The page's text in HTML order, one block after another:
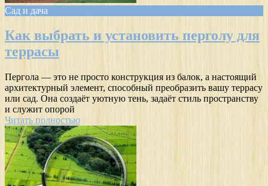
Сад и дача
Как выбрать и установить перголу для
террасы
Пергола — это не просто конструкция из балок, а настоящий
архитектурный элемент, способный преобразить вашу террасу
или сад. Она создаёт уютную тень, задаёт стиль пространству
и служит опорой
Читать полностью